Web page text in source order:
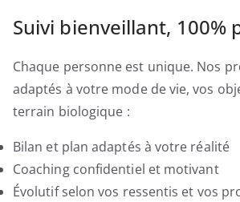
Suivi bienveillant, 100%
Chaque personne est unique. Nos
adaptés à votre mode de vie, vos
terrain biologique :
Bilan et plan adaptés à votre réalité
Coaching confidentiel et motivant
Évolutif selon vos ressentis et vos